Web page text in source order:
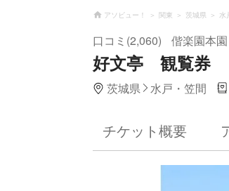
アソビュー！ 関東 茨城県 水
口コミ(2,060) 偕楽園本園
好文亭 観覧券
茨城県 水戸・笠間
チケット概要